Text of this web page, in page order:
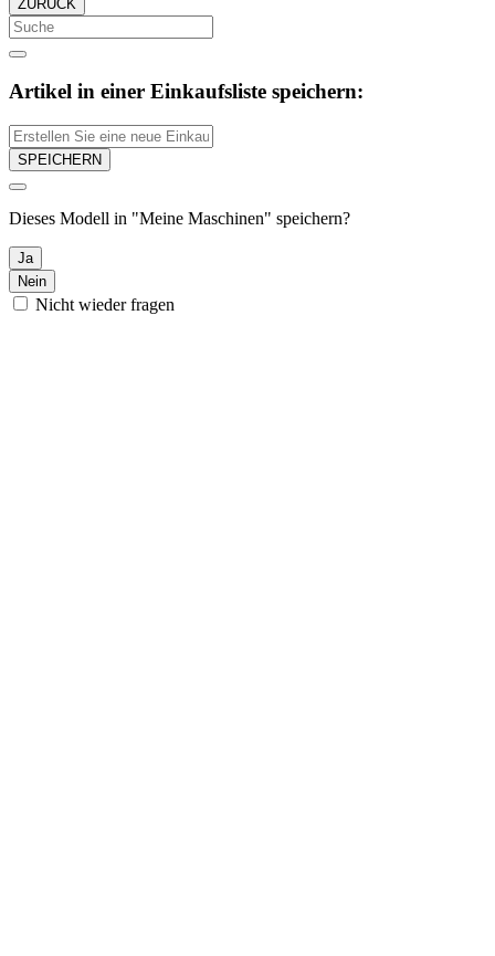
ZURÜCK
Artikel in einer Einkaufsliste speichern:
SPEICHERN
Dieses Modell in "Meine Maschinen" speichern?
Ja
Nein
Nicht wieder fragen